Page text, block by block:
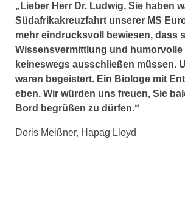
„Lieber Herr Dr. Ludwig, Sie haben
Südafrikakreuzfahrt unserer MS
mehr eindrucksvoll bewiesen, dass
Wissensvermittlung und humorvolle
keineswegs ausschließen müssen.
waren begeistert. Ein Biologe mit
eben. Wir würden uns freuen, Sie
Bord begrüßen zu dürfen.“
Doris Meißner, Hapag Lloyd